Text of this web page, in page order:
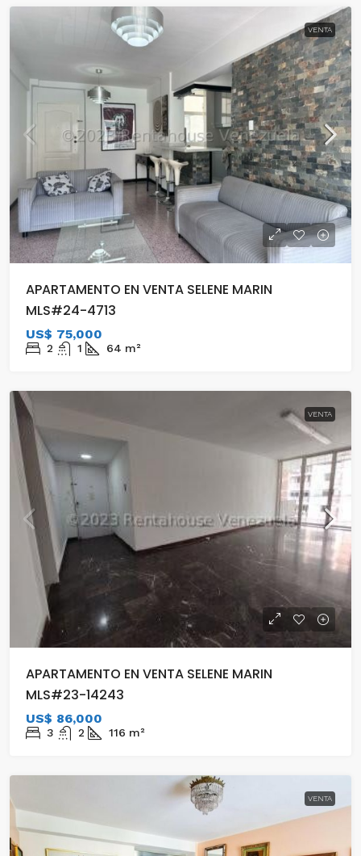
VENTA
APARTAMENTO EN VENTA SELENE MARIN
MLS#24-4713
US$ 75,000
2 1 64 m²
VENTA
APARTAMENTO EN VENTA SELENE MARIN
MLS#23-14243
US$ 86,000
3 2 116 m²
VENTA